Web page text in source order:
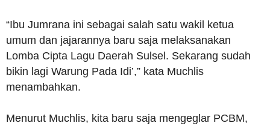
“Ibu Jumrana ini sebagai salah satu wakil ketua
umum dan jajarannya baru saja melaksanakan
Lomba Cipta Lagu Daerah Sulsel. Sekarang sudah
bikin lagi Warung Pada Idi’,” kata Muchlis
menambahkan.
Menurut Muchlis, kita baru saja mengeglar PCBM,